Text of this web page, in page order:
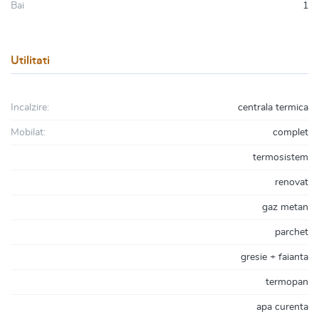
Bai 1
Utilitati
Incalzire: centrala termica
Mobilat: complet
termosistem
renovat
gaz metan
parchet
gresie + faianta
termopan
apa curenta